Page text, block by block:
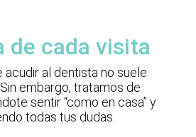
de cada visita
acudir al dentista no suele
embargo, tratamos de
sentir “como en casa” y
todas tus dudas.